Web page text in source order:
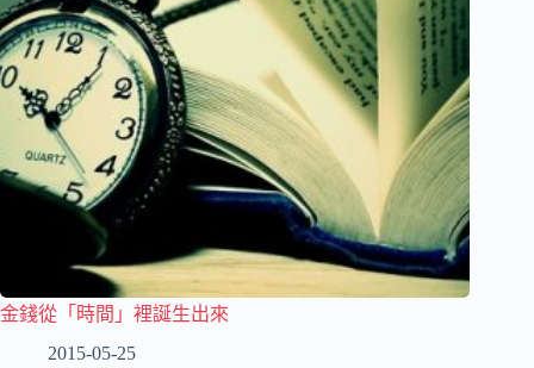
金錢從「時間」裡誕生出來
2015-05-25